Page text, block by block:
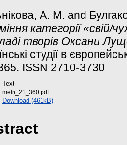
А. М. and
категорії «свій/
творів Оксани
студії в
ISSN 2710-3730
Text
meln_21_360.pdf
Download (461kB)